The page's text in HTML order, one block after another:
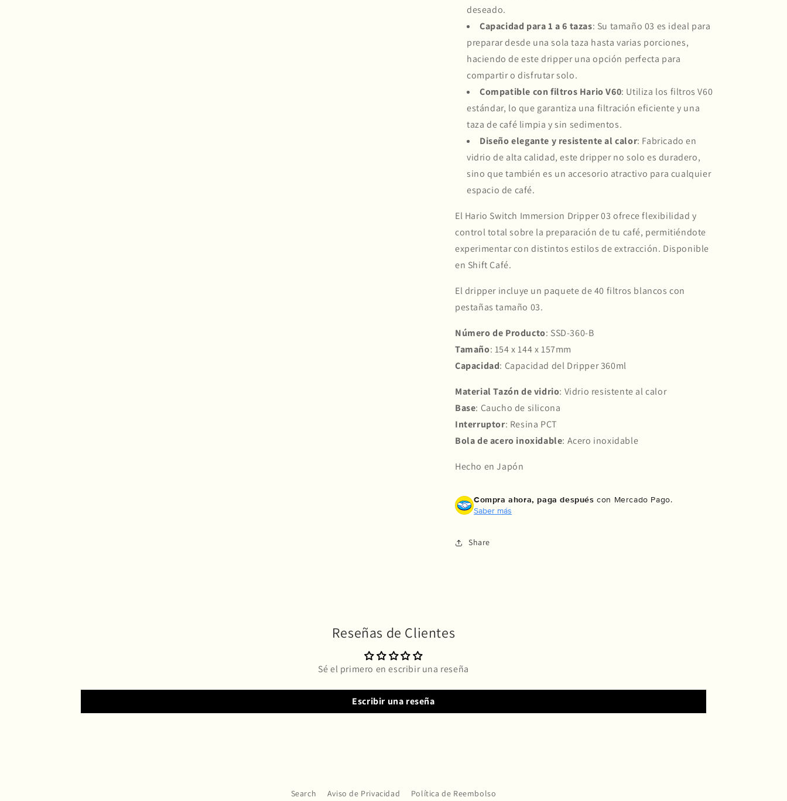
deseado.
Capacidad para 1 a 6 tazas: Su tamaño 03 es ideal para
preparar desde una sola taza hasta varias porciones,
haciendo de este dripper una opción perfecta para
compartir o disfrutar solo.
Compatible con filtros Hario V60: Utiliza los filtros V60
estándar, lo que garantiza una filtración eficiente y una
taza de café limpia y sin sedimentos.
Diseño elegante y resistente al calor: Fabricado en
vidrio de alta calidad, este dripper no solo es duradero,
sino que también es un accesorio atractivo para cualquier
espacio de café.
El Hario Switch Immersion Dripper 03 ofrece flexibilidad y
control total sobre la preparación de tu café, permitiéndote
experimentar con distintos estilos de extracción. Disponible
en Shift Café.
El dripper incluye un paquete de 40 filtros blancos con
pestañas tamaño 03.
Número de Producto: SSD-360-B
Tamaño: 154 x 144 x 157mm
Capacidad: Capacidad del Dripper 360ml
Material Tazón de vidrio: Vidrio resistente al calor
Base: Caucho de silicona
Interruptor: Resina PCT
Bola de acero inoxidable: Acero inoxidable
Hecho en Japón
Compra ahora, paga después con Mercado Pago.
Saber más
Share
Reseñas de Clientes
Sé el primero en escribir una reseña
Escribir una reseña
Search Aviso de Privacidad Política de Reembolso
Compra ahora y paga a meses sin
elige pagar con
con saldo disponible, débito u
Ayuda.